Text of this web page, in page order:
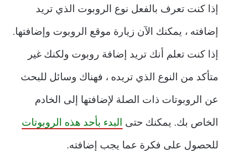
إذا كنت تعرف بالفعل نوع الروبوت الذي تريد
إضافته ، يمكنك الآن زيارة موقع الروبوت وإضافتها.
إذا كنت تعلم أنك تريد إضافة روبوت ولكنك غير
متأكد من النوع الذي تريده ، فهناك وسائل للبحث
عن الروبوتات ذات الصلة لإضافتها إلى الخادم
الخاص بك. يمكنك حتى البدء بأحد هذه الروبوتات
للحصول على فكرة عما يجب إضافته.